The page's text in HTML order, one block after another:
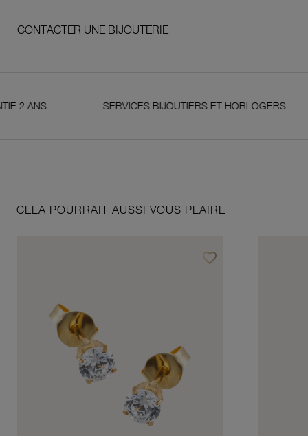
CONTACTER UNE BIJOUTERIE
SERVICES BIJOUTIERS ET HORLOGERS
CELA POURRAIT AUSSI VOUS PLAIRE
favorite_borderAjouter à vos favoris